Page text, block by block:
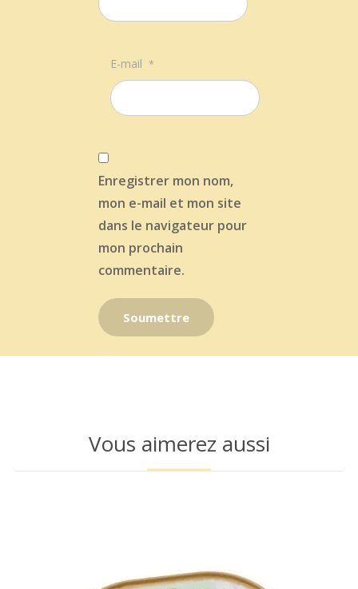
E-mail*
Enregistrer mon nom,
mon e-mail et mon site
dans le navigateur pour
mon prochain
commentaire.
Vous aimerez aussi